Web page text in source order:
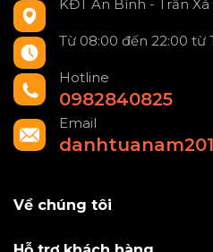
KĐT An Bình - Trần
Từ 08:00 đến 22:00 từ
Hotline
0982840825
Email
Về chúng tôi